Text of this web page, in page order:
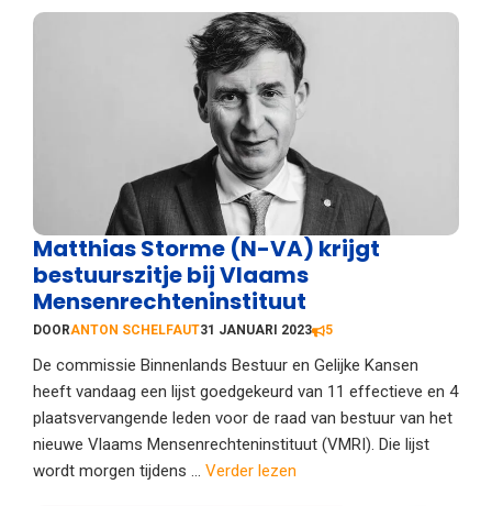
Matthias Storme (N-VA) krijgt
bestuurszitje bij Vlaams
Mensenrechteninstituut
DOORANTON SCHELFAUT31 JANUARI 2023 5
De commissie Binnenlands Bestuur en Gelijke Kansen
heeft vandaag een lijst goedgekeurd van 11 effectieve en 4
plaatsvervangende leden voor de raad van bestuur van het
nieuwe Vlaams Mensenrechteninstituut (VMRI). Die lijst
wordt morgen tijdens ... Verder lezen